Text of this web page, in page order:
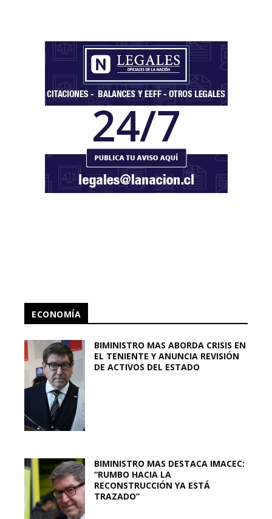
ECONOMÍA
BIMINISTRO MAS ABORDA CRISIS EN
EL TENIENTE Y ANUNCIA REVISIÓN
DE ACTIVOS DEL ESTADO
BIMINISTRO MAS DESTACA IMACEC:
“RUMBO HACIA LA
RECONSTRUCCIÓN YA ESTÁ
TRAZADO”